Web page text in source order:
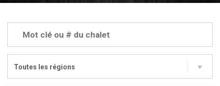
Toutes les régions